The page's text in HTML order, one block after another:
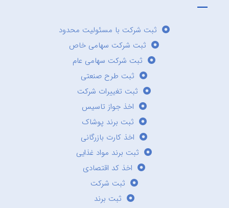
ثبت شرکت با مسئولیت محدود
ثبت شرکت سهامی خاص
ثبت شرکت سهامی عام
ثبت طرح صنعتی
ثبت تغییرات شرکت
اخذ جواز تاسیس
ثبت برند پوشاک
اخذ کارت بازرگانی
ثبت برند مواد غذایی
اخذ کد اقتصادی
ثبت شرکت
ثبت برند